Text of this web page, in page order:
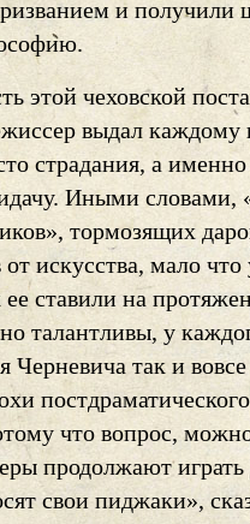
и получили
этой чеховской
выдал каждому
страдания, а
Иными словами,
тормозящих
от искусства, мало
ее ставили на
талантливы, у
Черневича так и
что вопрос,
продолжают
свои пиджаки»,